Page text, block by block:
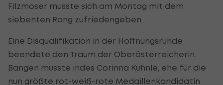
Filzmoser musste sich am Montag mit dem
siebenten Rang zufriedengeben.
Eine Disqualifikation in der Hoffnungsrunde
beendete den Traum der Oberösterreicherin.
Bangen musste indes Corinna Kuhnle, ehe für die
nun größte rot-weiß-rote Medaillenkandidatin